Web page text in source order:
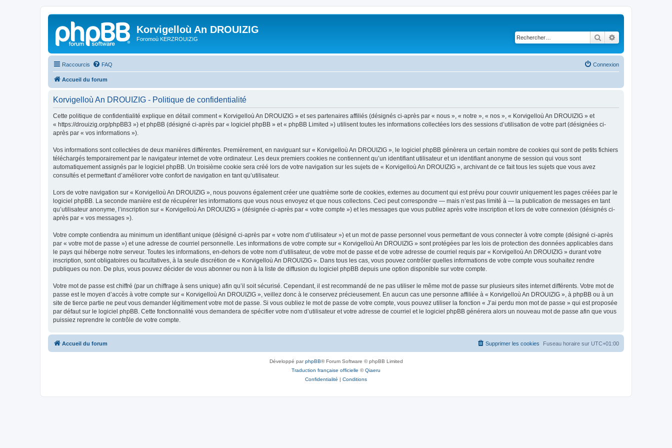
Korvigelloù An DROUIZIG
Foromoù KERZROUIZIG Rechercher
Raccourcis FAQ Connexion
Accueil du forum
Korvigelloù An DROUIZIG - Politique de confidentialité
Cette politique de confidentialité explique en détail comment « Korvigelloù An DROUIZIG » et ses partenaires affiliés (désignés ci-après par « nous », « notre », « nos », « Korvigelloù An DROUIZIG » et
« https://drouizig.org/phpBB3 ») et phpBB (désigné ci-après par « logiciel phpBB » et « phpBB Limited ») utilisent toutes les informations collectées lors des sessions d’utilisation de votre part (désignées ci-
après par « vos informations »).
Vos informations sont collectées de deux manières différentes. Premièrement, en naviguant sur « Korvigelloù An DROUIZIG », le logiciel phpBB génèrera un certain nombre de cookies qui sont de petits fichiers
téléchargés temporairement par le navigateur internet de votre ordinateur. Les deux premiers cookies ne contiennent qu’un identifiant utilisateur et un identifiant anonyme de session qui vous sont
automatiquement assignés par le logiciel phpBB. Un troisième cookie sera créé lors de votre navigation sur les sujets de « Korvigelloù An DROUIZIG », archivant de ce fait tous les sujets que vous avez
consultés et permettant d’améliorer votre confort de navigation en tant qu’utilisateur.
Lors de votre navigation sur « Korvigelloù An DROUIZIG », nous pouvons également créer une quatrième sorte de cookies, externes au document qui est prévu pour couvrir uniquement les pages créées par le
logiciel phpBB. La seconde manière est de récupérer les informations que vous nous envoyez et que nous collectons. Ceci peut correspondre — mais n’est pas limité à — la publication de messages en tant
qu’utilisateur anonyme, l’inscription sur « Korvigelloù An DROUIZIG » (désignée ci-après par « votre compte ») et les messages que vous publiez après votre inscription et lors de votre connexion (désignés ci-
après par « vos messages »).
Votre compte contiendra au minimum un identifiant unique (désigné ci-après par « votre nom d’utilisateur ») et un mot de passe personnel vous permettant de vous connecter à votre compte (désigné ci-après
par « votre mot de passe ») et une adresse de courriel personnelle. Les informations de votre compte sur « Korvigelloù An DROUIZIG » sont protégées par les lois de protection des données applicables dans
le pays qui héberge notre serveur. Toutes les informations, en-dehors de votre nom d’utilisateur, de votre mot de passe et de votre adresse de courriel requis par « Korvigelloù An DROUIZIG » durant votre
inscription, sont obligatoires ou facultatives, à la seule discrétion de « Korvigelloù An DROUIZIG ». Dans tous les cas, vous pouvez contrôler quelles informations de votre compte vous souhaitez rendre
publiques ou non. De plus, vous pouvez décider de vous abonner ou non à la liste de diffusion du logiciel phpBB depuis une option disponible sur votre compte.
Votre mot de passe est chiffré (par un chiffrage à sens unique) afin qu’il soit sécurisé. Cependant, il est recommandé de ne pas utiliser le même mot de passe sur plusieurs sites internet différents. Votre mot de
passe est le moyen d’accès à votre compte sur « Korvigelloù An DROUIZIG », veillez donc à le conservez précieusement. En aucun cas une personne affiliée à « Korvigelloù An DROUIZIG », à phpBB ou à un
site de tierce partie ne peut vous demander légitimement votre mot de passe. Si vous oubliez le mot de passe de votre compte, vous pouvez utiliser la fonction « J’ai perdu mon mot de passe » qui est proposée
par défaut sur le logiciel phpBB. Cette fonctionnalité vous demandera de spécifier votre nom d’utilisateur et votre adresse de courriel et le logiciel phpBB générera alors un nouveau mot de passe afin que vous
puissiez reprendre le contrôle de votre compte.
Accueil du forum Fuseau horaire sur UTC+01:00
Supprimer les cookies
Développé parphpBB® Forum Software © phpBB Limited
Traduction française officielle ©Qiaeru
Confidentialité | Conditions